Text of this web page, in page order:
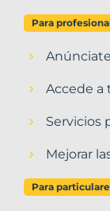
Para
Accede a
Servicios
Mejorar
Para